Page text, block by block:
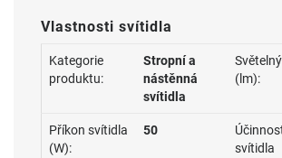
Vlastnosti svítidla
Kategorie
produktu:
Stropní a
nástěnná
svítidla
(lm):
Příkon svítidla
(W):
50
svítidla